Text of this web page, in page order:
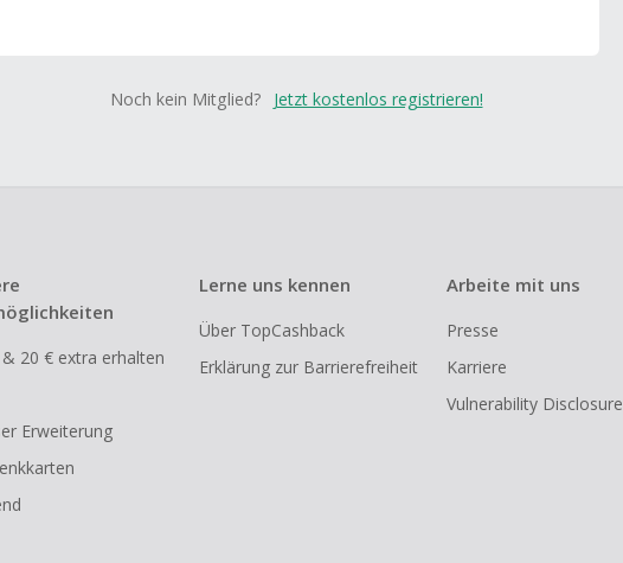
Noch kein Mitglied? Jetzt kostenlos registrieren!
20 € extra erhalten
Erweiterung
Lerne uns kennen
Über TopCashback
Erklärung zur Barrierefreiheit
Arbeite mit uns
Presse
Karriere
Vulnerability Disclosure